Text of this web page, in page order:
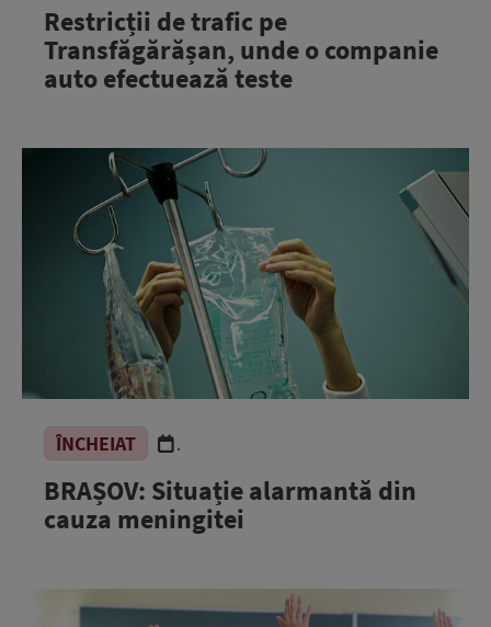
Restricții de trafic pe
Transfăgărășan, unde o companie
auto efectuează teste
ÎNCHEIAT .
BRAȘOV: Situație alarmantă din
cauza meningitei